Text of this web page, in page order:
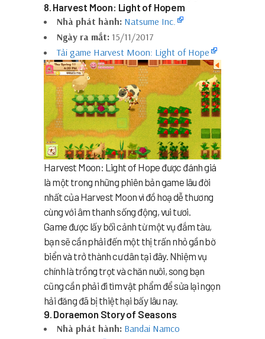
8. Harvest Moon: Light of Hopem
Nhà phát hành: Natsume Inc.
Ngày ra mắt: 15/11/2017
Tải game Harvest Moon: Light of Hope
Harvest Moon: Light of Hope được đánh giá
là một trong những phiên bản game lâu đời
nhất của Harvest Moon vì đồ hoạ dễ thương
cùng với âm thanh sống động, vui tươi.
Game được lấy bối cảnh từ một vụ đắm tàu,
bạn sẽ cần phải đến một thị trấn nhỏ gần bờ
biển và trở thành cư dân tại đây. Nhiệm vụ
chính là trồng trọt và chăn nuôi, song bạn
cũng cần phải đi tìm vật phẩm để sửa lại ngọn
hải đăng đã bị thiệt hại bấy lâu nay.
9. Doraemon Story of Seasons
Nhà phát hành: Bandai Namco